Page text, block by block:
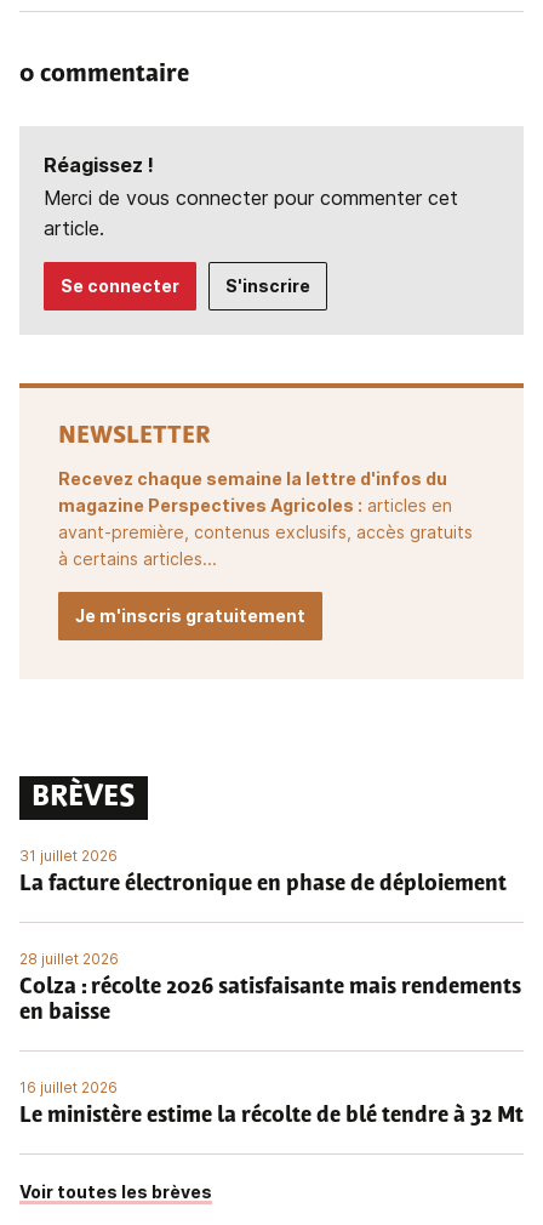
0 commentaire
Réagissez !
Merci de vous connecter pour commenter cet
article.
Se connecter S'inscrire
NEWSLETTER
Recevez chaque semaine la lettre d'infos du
magazine Perspectives Agricoles : articles en
avant-première, contenus exclusifs, accès gratuits
à certains articles...
Je m'inscris gratuitement
BRÈVES
31 juillet 2026
La facture électronique en phase de déploiement
28 juillet 2026
Colza : récolte 2026 satisfaisante mais rendements
en baisse
16 juillet 2026
Le ministère estime la récolte de blé tendre à 32 Mt
Voir toutes les brèves